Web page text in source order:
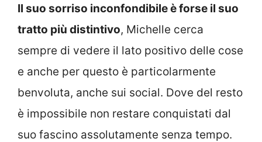
Il suo sorriso inconfondibile è forse il suo
tratto più distintivo, Michelle cerca
sempre di vedere il lato positivo delle cose
e anche per questo è particolarmente
benvoluta, anche sui social. Dove del resto
è impossibile non restare conquistati dal
suo fascino assolutamente senza tempo.